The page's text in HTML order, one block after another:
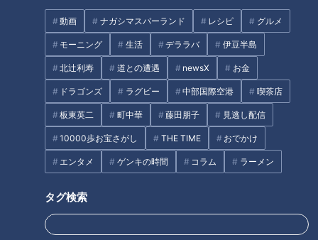
動画 ナガシマスパーランド レシピ グルメ
モーニング 生活 デララバ 伊豆半島
北辻利寿 道との遭遇 newsX お金
ドラゴンズ ラグビー 中部国際空港 喫茶店
板東英二 町中華 藤田朋子 見逃し配信
10000歩お宝さがし THE TIME おでかけ
エンタメ ゲンキの時間 コラム ラーメン
タグ検索
認定マークに注目！女性が働き
やすい企業・職場の見つけ方と
笑顔さわやかアナが愛知・豊田
市の『松平まんじゅう』を調
査！ モチモチ感と甘さのバラ
ンスがたまらない老舗の銘菓！
チャント！